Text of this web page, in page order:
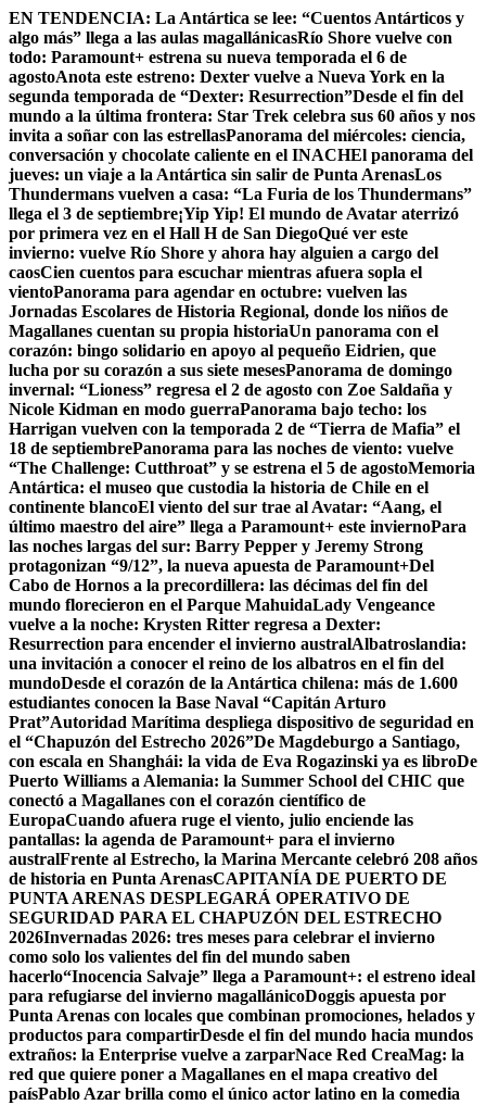
Skip
to
content
EN TENDENCIA: La Antártica se lee: “Cuentos Antárticos y
algo más” llega a las aulas magallánicasRío Shore vuelve con
todo: Paramount+ estrena su nueva temporada el 6 de
agostoAnota este estreno: Dexter vuelve a Nueva York en la
segunda temporada de “Dexter: Resurrection”Desde el fin del
mundo a la última frontera: Star Trek celebra sus 60 años y nos
invita a soñar con las estrellasPanorama del miércoles: ciencia,
conversación y chocolate caliente en el INACHEl panorama del
jueves: un viaje a la Antártica sin salir de Punta ArenasLos
Thundermans vuelven a casa: “La Furia de los Thundermans”
llega el 3 de septiembre¡Yip Yip! El mundo de Avatar aterrizó
por primera vez en el Hall H de San DiegoQué ver este
invierno: vuelve Río Shore y ahora hay alguien a cargo del
caosCien cuentos para escuchar mientras afuera sopla el
vientoPanorama para agendar en octubre: vuelven las
Jornadas Escolares de Historia Regional, donde los niños de
Magallanes cuentan su propia historiaUn panorama con el
corazón: bingo solidario en apoyo al pequeño Eidrien, que
lucha por su corazón a sus siete mesesPanorama de domingo
invernal: “Lioness” regresa el 2 de agosto con Zoe Saldaña y
Nicole Kidman en modo guerraPanorama bajo techo: los
Harrigan vuelven con la temporada 2 de “Tierra de Mafia” el
18 de septiembrePanorama para las noches de viento: vuelve
“The Challenge: Cutthroat” y se estrena el 5 de agostoMemoria
Antártica: el museo que custodia la historia de Chile en el
continente blancoEl viento del sur trae al Avatar: “Aang, el
último maestro del aire” llega a Paramount+ este inviernoPara
las noches largas del sur: Barry Pepper y Jeremy Strong
protagonizan “9/12”, la nueva apuesta de Paramount+Del
Cabo de Hornos a la precordillera: las décimas del fin del
mundo florecieron en el Parque MahuidaLady Vengeance
vuelve a la noche: Krysten Ritter regresa a Dexter:
Resurrection para encender el invierno australAlbatroslandia:
una invitación a conocer el reino de los albatros en el fin del
mundoDesde el corazón de la Antártica chilena: más de 1.600
estudiantes conocen la Base Naval “Capitán Arturo
Prat”Autoridad Marítima despliega dispositivo de seguridad en
el “Chapuzón del Estrecho 2026”De Magdeburgo a Santiago,
con escala en Shanghái: la vida de Eva Rogazinski ya es libroDe
Puerto Williams a Alemania: la Summer School del CHIC que
conectó a Magallanes con el corazón científico de
EuropaCuando afuera ruge el viento, julio enciende las
pantallas: la agenda de Paramount+ para el invierno
australFrente al Estrecho, la Marina Mercante celebró 208 años
de historia en Punta ArenasCAPITANÍA DE PUERTO DE
PUNTA ARENAS DESPLEGARÁ OPERATIVO DE
SEGURIDAD PARA EL CHAPUZÓN DEL ESTRECHO
2026Invernadas 2026: tres meses para celebrar el invierno
como solo los valientes del fin del mundo saben
hacerlo“Inocencia Salvaje” llega a Paramount+: el estreno ideal
para refugiarse del invierno magallánicoDoggis apuesta por
Punta Arenas con locales que combinan promociones, helados y
productos para compartirDesde el fin del mundo hacia mundos
extraños: la Enterprise vuelve a zarparNace Red CreaMag: la
red que quiere poner a Magallanes en el mapa creativo del
paísPablo Azar brilla como el único actor latino en la comedia